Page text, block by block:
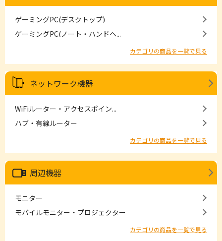
ゲーミングPC(デスクトップ)
ゲーミングPC(ノート・ハンドヘ...
カテゴリの商品を一覧で見る
ネットワーク機器
WiFiルーター・アクセスポイン...
ハブ・有線ルーター
カテゴリの商品を一覧で見る
周辺機器
モニター
モバイルモニター・プロジェクター
カテゴリの商品を一覧で見る